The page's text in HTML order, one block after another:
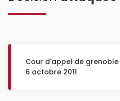
Cour d'appel de grenoble
6 octobre 2011